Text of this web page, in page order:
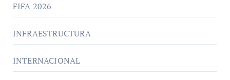
FIFA 2026
INFRAESTRUCTURA
INTERNACIONAL